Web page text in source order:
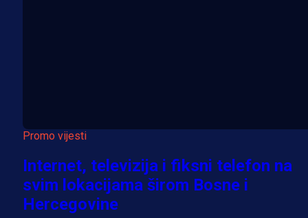
Promo vijesti
Internet, televizija i fiksni telefon na
svim lokacijama širom Bosne i
Hercegovine